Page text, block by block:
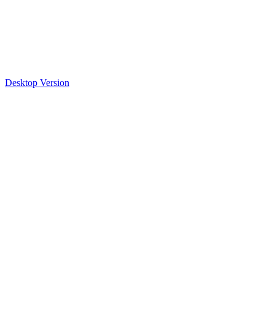
Desktop Version